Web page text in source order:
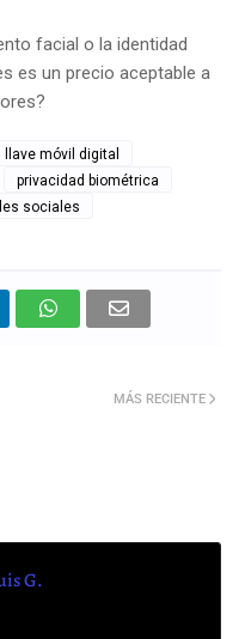
facial o la identidad
es un precio aceptable a
llave móvil digital
privacidad biométrica
sociales
MÁS RECIENTE
G.